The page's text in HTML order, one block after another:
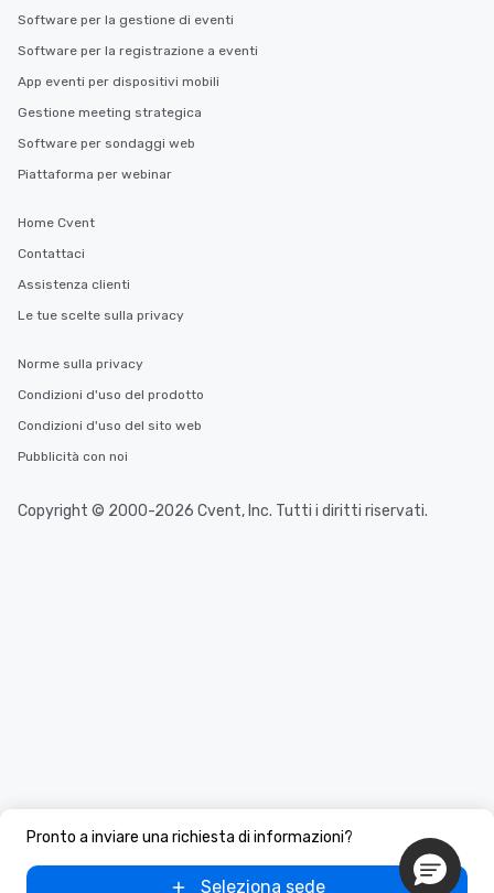
Pronto a inviare una richiesta di informazioni?
Seleziona sede
Software per la gestione di eventi
Software per la registrazione a eventi
App eventi per dispositivi mobili
Gestione meeting strategica
Software per sondaggi web
Piattaforma per webinar
Home Cvent
Contattaci
Assistenza clienti
Le tue scelte sulla privacy
Norme sulla privacy
Condizioni d'uso del prodotto
Condizioni d'uso del sito web
Pubblicità con noi
Copyright © 2000-2026 Cvent, Inc. Tutti i diritti riservati.